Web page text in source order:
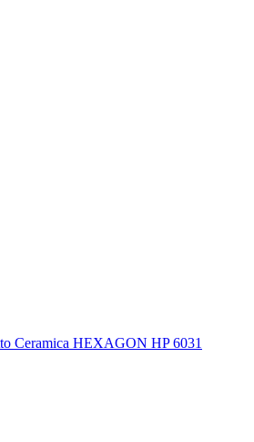
Ceramica HEXAGON HP 6031